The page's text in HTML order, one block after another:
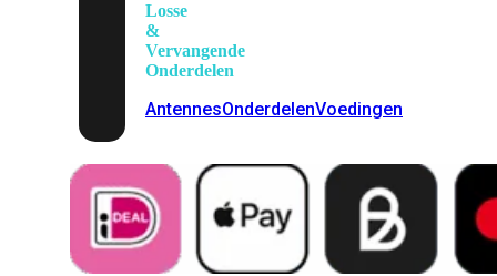
Losse
&
Vervangende
Onderdelen
AntennesOnderdelenVoedingen